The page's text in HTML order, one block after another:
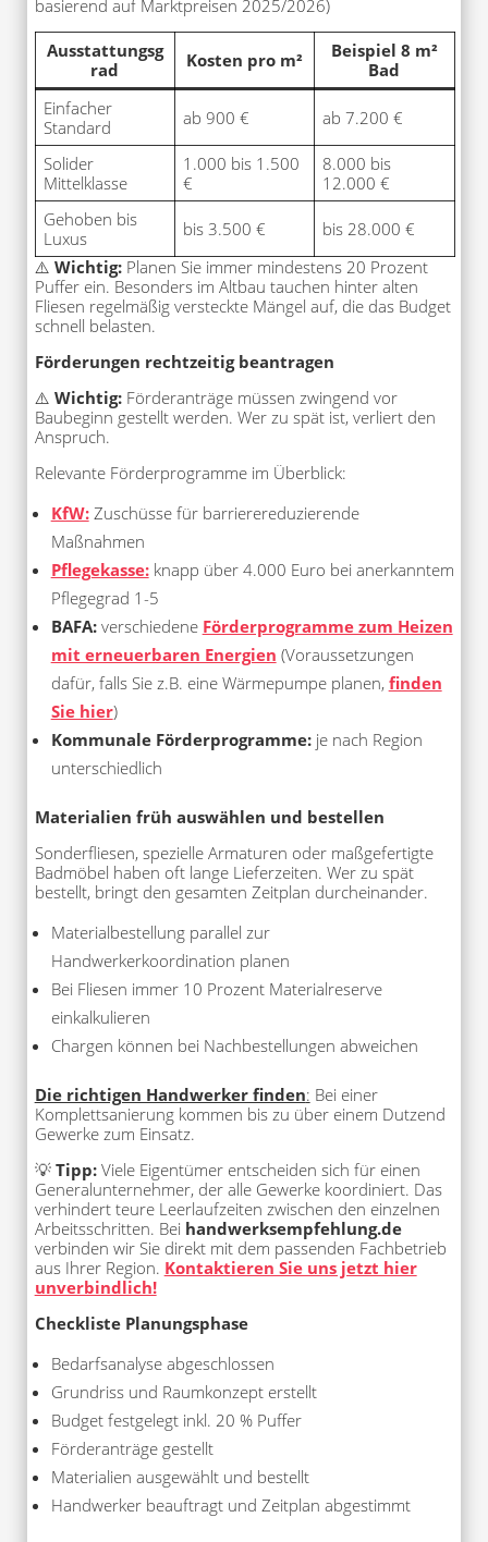
basierend auf Marktpreisen 2025/2026)
Ausstattungsg
rad
Kosten pro m²
Beispiel 8 m²
Bad
Einfacher
Standard
ab 900 € ab 7.200 €
Solider
Mittelklasse
1.000 bis 1.500
€
8.000 bis
12.000 €
Gehoben bis
Luxus
bis 3.500 €
bis 28.000 €
⚠️ Wichtig:Planen Sie immer mindestens 20 Prozent
Puffer ein. Besonders im Altbau tauchen hinter alten
Fliesen regelmäßig versteckte Mängel auf, die das Budget
schnell belasten.
Förderungen rechtzeitig beantragen
⚠️ Wichtig:Förderanträge müssen zwingend vor
Baubeginn gestellt werden. Wer zu spät ist, verliert den
Anspruch.
Relevante Förderprogramme im Überblick:
KfW:Zuschüsse für barrierereduzierende
Maßnahmen
Pflegekasse:knapp über 4.000 Euro bei anerkanntem
Pflegegrad 1-5
BAFA:verschiedene Förderprogramme zum Heizen
mit erneuerbaren Energien (Voraussetzungen
dafür, falls Sie z.B. eine Wärmepumpe planen, finden
Sie hier)
Kommunale Förderprogramme:je nach Region
unterschiedlich
Materialien früh auswählen und bestellen
Sonderfliesen, spezielle Armaturen oder maßgefertigte
Badmöbel haben oft lange Lieferzeiten. Wer zu spät
bestellt, bringt den gesamten Zeitplan durcheinander.
Materialbestellung parallel zur
Handwerkerkoordination planen
Bei Fliesen immer 10 Prozent Materialreserve
einkalkulieren
Chargen können bei Nachbestellungen abweichen
Die richtigen Handwerker finden: Bei einer
Komplettsanierung kommen bis zu über einem Dutzend
Gewerke zum Einsatz.
💡 Tipp:Viele Eigentümer entscheiden sich für einen
Generalunternehmer, der alle Gewerke koordiniert. Das
verhindert teure Leerlaufzeiten zwischen den einzelnen
Arbeitsschritten. Bei handwerksempfehlung.de
verbinden wir Sie direkt mit dem passenden Fachbetrieb
aus Ihrer Region. Kontaktieren Sie uns jetzt hier
unverbindlich!
Checkliste Planungsphase
Bedarfsanalyse abgeschlossen
Grundriss und Raumkonzept erstellt
Budget festgelegt inkl. 20 % Puffer
Förderanträge gestellt
Materialien ausgewählt und bestellt
Handwerker beauftragt und Zeitplan abgestimmt